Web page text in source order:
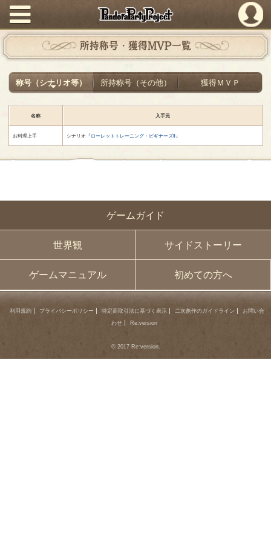
PandoraPartyProject
ゲームガイド
世界観 サイドストーリー
ゲームマニュアル 初めての方へ
所持称号・獲得MVP一覧
称号（シナリオ等） 所持称号（その他） 獲得ＭＶＰ
名称 入手元
お料理上手 シナリオ『 ローレットトレーニング・ビギナーズⅡ』
利用規約 プライバシーポリシー 特定商取引法に基づく表示 二次創作のガイドライン
お問い合
わせ
Re:version
© 2017 Re:version.